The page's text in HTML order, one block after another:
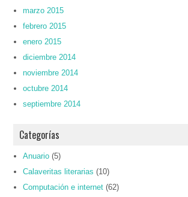
marzo 2015
febrero 2015
enero 2015
diciembre 2014
noviembre 2014
octubre 2014
septiembre 2014
Categorías
Anuario (5)
Calaveritas literarias (10)
Computación e internet (62)